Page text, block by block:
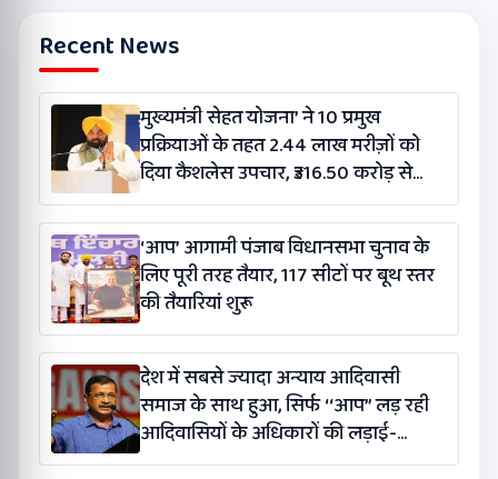
Recent News
मुख्यमंत्री सेहत योजना’ ने 10 प्रमुख
प्रक्रियाओं के तहत 2.44 लाख मरीज़ों को
दिया कैशलेस उपचार, ₹316.50 करोड़ से
अधिक ख़र्च
‘आप’ आगामी पंजाब विधानसभा चुनाव के
लिए पूरी तरह तैयार, 117 सीटों पर बूथ स्तर
की तैयारियां शुरू
देश में सबसे ज्यादा अन्याय आदिवासी
समाज के साथ हुआ, सिर्फ ‘‘आप’’ लड़ रही
आदिवासियों के अधिकारों की लड़ाई-
केजरीवाल